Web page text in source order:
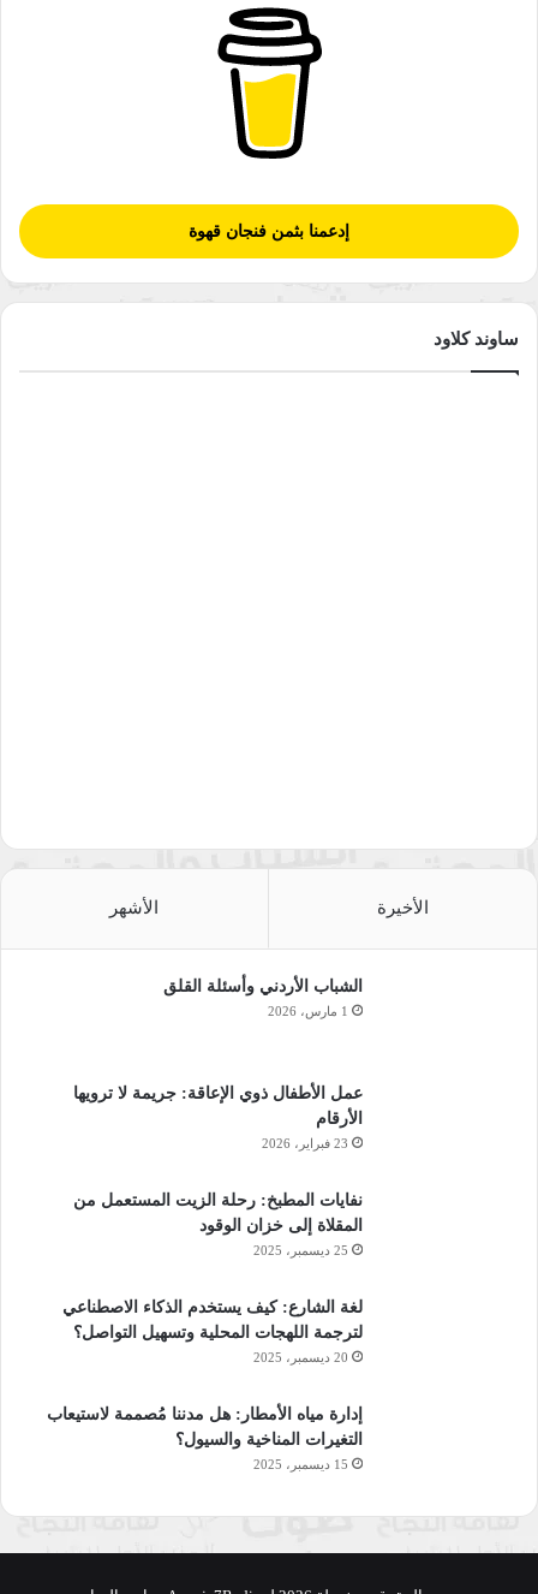
إدعمنا بثمن فنجان قهوة
ساوند كلاود
الأخيرة الأشهر
الشباب الأردني وأسئلة القلق
1 مارس، 2026
عمل الأطفال ذوي الإعاقة: جريمة لا ترويها
الأرقام
23 فبراير، 2026
نفايات المطبخ: رحلة الزيت المستعمل من
المقلاة إلى خزان الوقود
25 ديسمبر، 2025
لغة الشارع: كيف يستخدم الذكاء الاصطناعي
لترجمة اللهجات المحلية وتسهيل التواصل؟
20 ديسمبر، 2025
إدارة مياه الأمطار: هل مدننا مُصممة لاستيعاب
التغيرات المناخية والسيول؟
15 ديسمبر، 2025